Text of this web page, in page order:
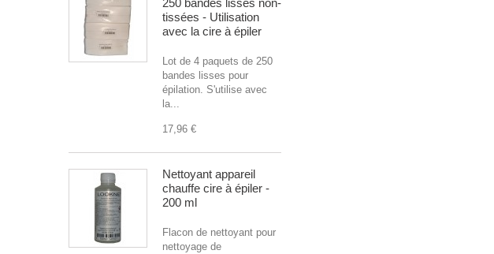
250 bandes lisses non-
tissées - Utilisation
avec la cire à épiler
Lot de 4 paquets de 250
bandes lisses pour
épilation. S'utilise avec
la...
17,96 €
Nettoyant appareil
chauffe cire à épiler -
200 ml
Flacon de nettoyant pour
nettoyage de